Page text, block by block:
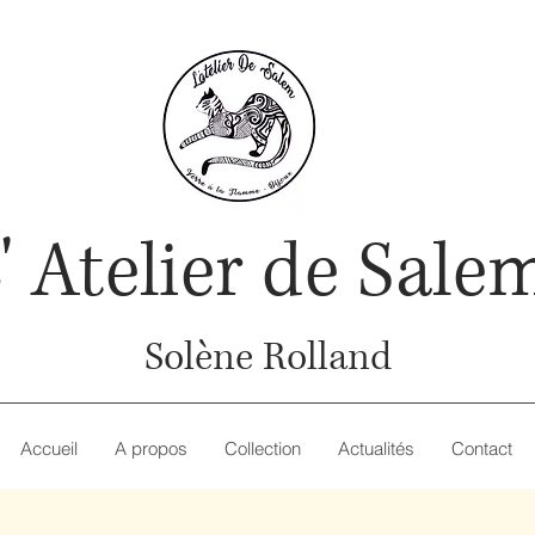
Atelier de
Solène Rolland
Accueil A propos Collection Actualités Contact